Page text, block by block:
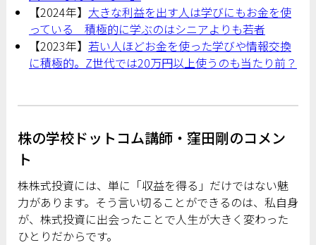
【2024年】 大きな利益を出す人は学びにもお金を使
っている 積極的に学ぶのはシニアよりも若者
【2023年】 若い人ほどお金を使った学びや情報交換
に積極的。Z世代では20万円以上使うのも当たり前？
株の学校ドットコム講師・窪田剛のコメン
ト
株株式投資には、単に「収益を得る」だけではない魅
力があります。そう言い切ることができるのは、私自身
が、株式投資に出会ったことで人生が大きく変わった
ひとりだからです。